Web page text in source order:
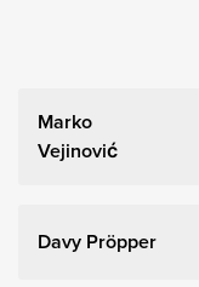
Marko
Vejinović
Davy Pröpper